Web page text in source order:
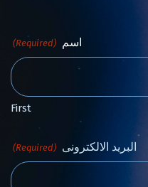
اسم (Required)
First
البريد الالكترونى (Required)